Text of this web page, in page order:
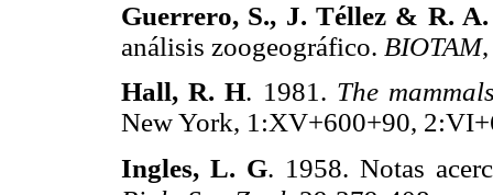
Guerrero, S., J. Téllez & R.
análisis zoogeográfico. BIOTAM
Hall, R. H. 1981. The
New York, 1:XV+600+90,
Ingles, L. G. 1958. Notas